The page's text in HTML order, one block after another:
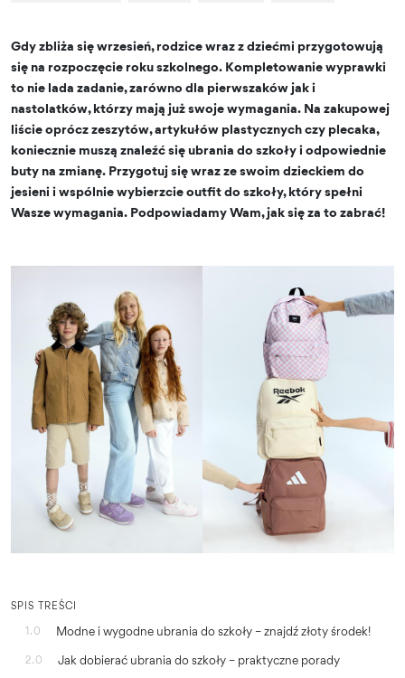
Gdy zbliża się wrzesień, rodzice wraz z dziećmi przygotowują
się na rozpoczęcie roku szkolnego. Kompletowanie wyprawki
to nie lada zadanie, zarówno dla pierwszaków jak i
nastolatków, którzy mają już swoje wymagania. Na zakupowej
liście oprócz zeszytów, artykułów plastycznych czy plecaka,
koniecznie muszą znaleźć się ubrania do szkoły i odpowiednie
buty na zmianę. Przygotuj się wraz ze swoim dzieckiem do
jesieni i wspólnie wybierzcie outfit do szkoły, który spełni
Wasze wymagania. Podpowiadamy Wam, jak się za to zabrać!
SPIS TREŚCI
1.0
Modne i wygodne ubrania do szkoły – znajdź złoty środek!
2.0 Jak dobierać ubrania do szkoły – praktyczne porady